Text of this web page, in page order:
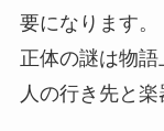
要になります。
正体の謎は物
人の行き先と